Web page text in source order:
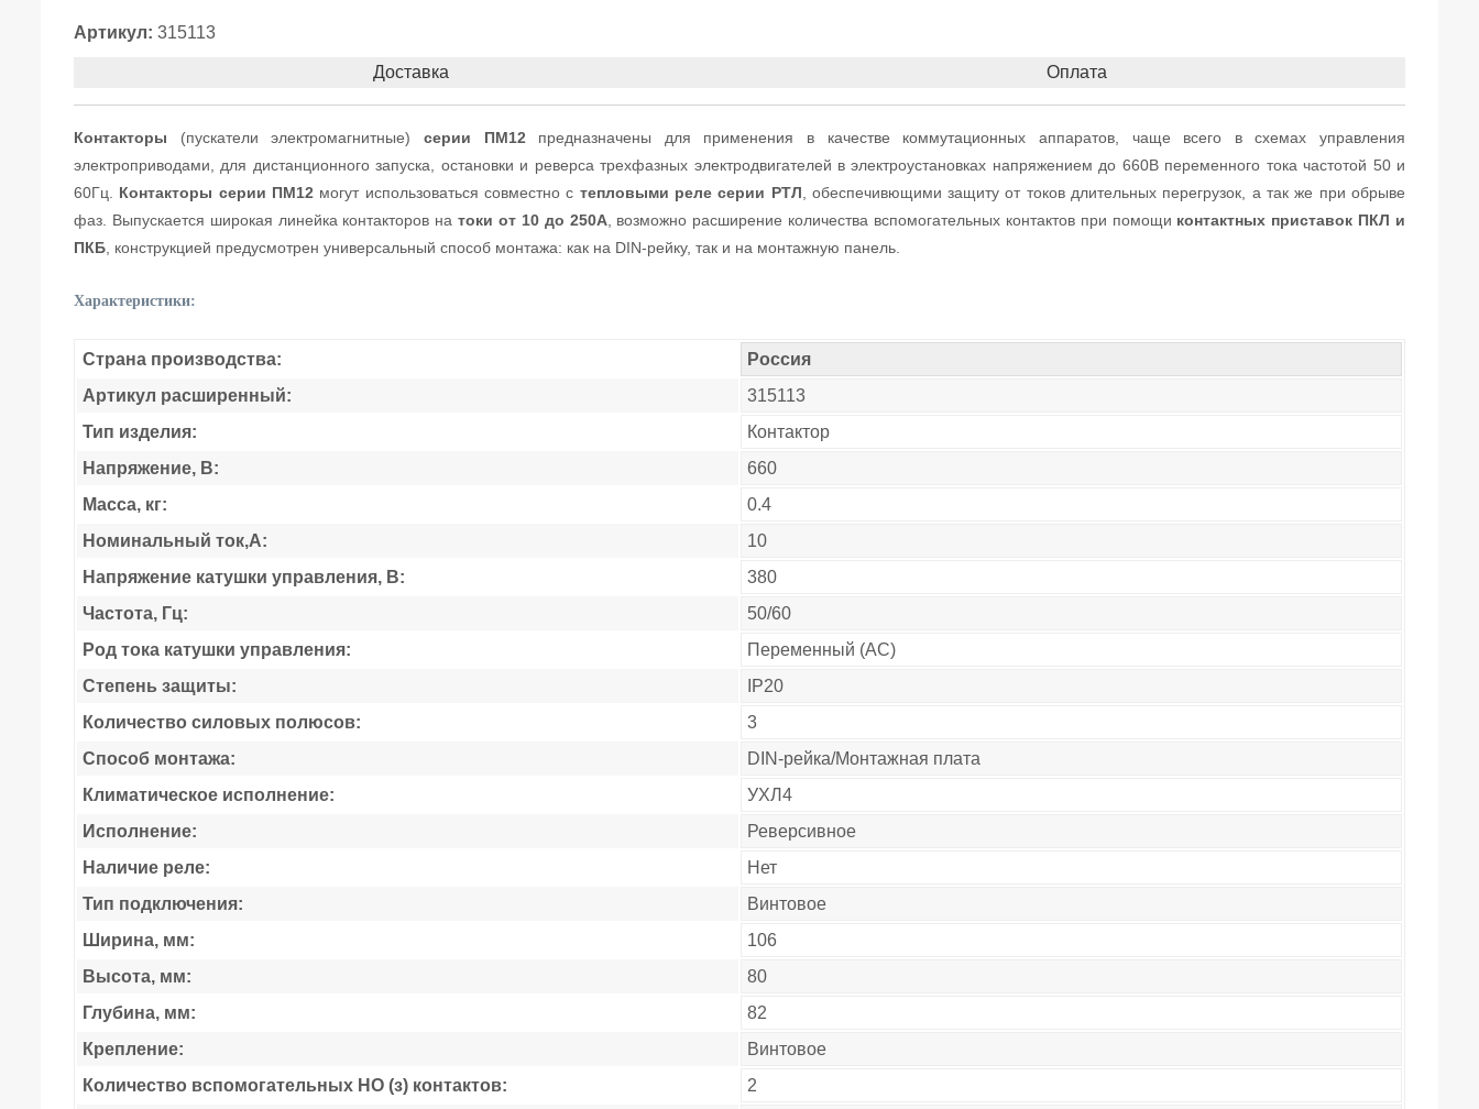
Артикул: 315113
Доставка Оплата
Контакторы (пускатели электромагнитные) серии ПМ12 предназначены для применения в качестве коммутационных аппаратов, чаще всего в схемах управления
электроприводами, для дистанционного запуска, остановки и реверса трехфазных электродвигателей в электроустановках напряжением до 660В переменного тока частотой 50 и
60Гц. Контакторы серии ПМ12 могут использоваться совместно с тепловыми реле серии РТЛ , обеспечивющими защиту от токов длительных перегрузок, а так же при обрыве
фаз. Выпускается широкая линейка контакторов натоки от 10 до 250А, возможно расширение количества вспомогательных контактов при помощи контактных приставок ПКЛ и
ПКБ , конструкцией предусмотрен универсальный способ монтажа: как на DIN-рейку, так и на монтажную панель.
Характеристики:
Страна производства:
Россия
Артикул расширенный:
315113
Тип изделия:
Контактор
Напряжение, В:
660
Масса, кг:
0.4
Номинальный ток,А:
10
Напряжение катушки управления, В:
380
Частота, Гц:
50/60
Род тока катушки управления:
Переменный (AC)
Степень защиты:
IP20
Количество силовых полюсов:
3
Способ монтажа:
DIN-рейка/Монтажная плата
Климатическое исполнение:
УХЛ4
Исполнение:
Реверсивное
Наличие реле:
Нет
Тип подключения:
Винтовое
Ширина, мм:
106
Высота, мм:
80
Глубина, мм:
82
Крепление:
Винтовое
Количество вспомогательных НО (з) контактов:
2